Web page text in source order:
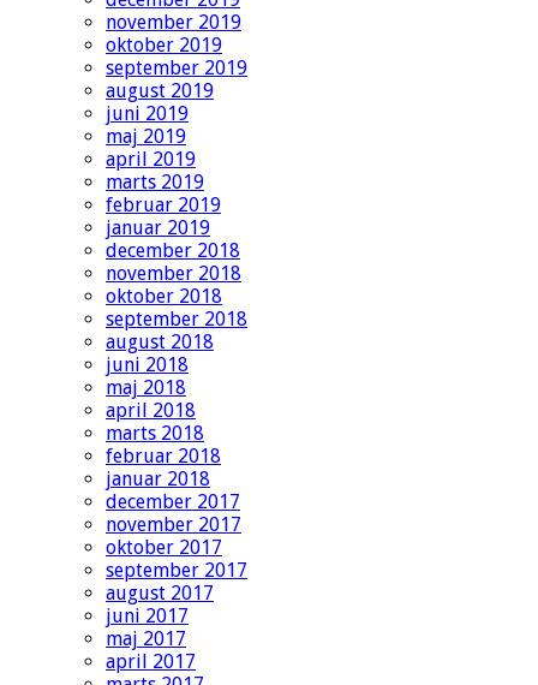
november 2019
oktober 2019
september 2019
august 2019
juni 2019
maj 2019
april 2019
marts 2019
februar 2019
januar 2019
december 2018
november 2018
oktober 2018
september 2018
august 2018
juni 2018
maj 2018
april 2018
marts 2018
februar 2018
januar 2018
december 2017
november 2017
oktober 2017
september 2017
august 2017
juni 2017
maj 2017
april 2017